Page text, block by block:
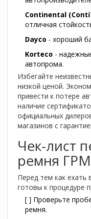
Continental
отличная
Dayco - хороший
Korteco -
автопрома.
Избегайте
низкой ценой.
привести к потере
наличие
официальных
магазинов с
Чек-лист
ремня ГРМ
Перед тем как ехать
готовы к процедуре
[ ] Проверьте
ремня.